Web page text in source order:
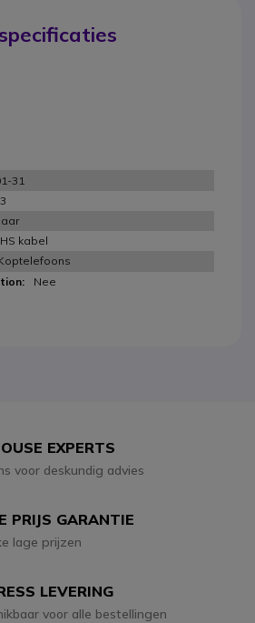
31
kabel
Nee
EXPERTS
voor deskundig advies
PRIJS GARANTIE
lage prijzen
LEVERING
voor alle bestellingen